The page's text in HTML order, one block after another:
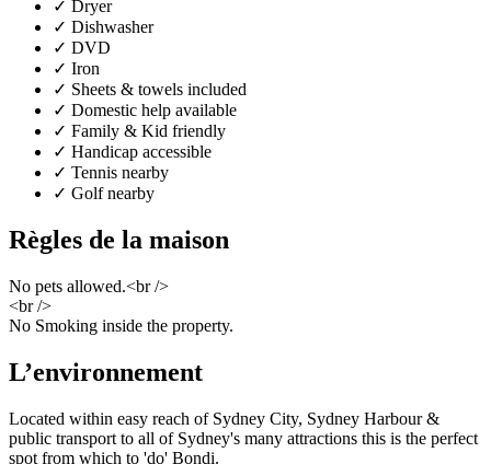
✓ Dryer
✓ Dishwasher
✓ DVD
✓ Iron
✓ Sheets & towels included
✓ Domestic help available
✓ Family & Kid friendly
✓ Handicap accessible
✓ Tennis nearby
✓ Golf nearby
Règles de la maison
No pets allowed.<br />
<br />
No Smoking inside the property.
L’environnement
Located within easy reach of Sydney City, Sydney Harbour &
public transport to all of Sydney's many attractions this is the perfect
spot from which to 'do' Bondi.